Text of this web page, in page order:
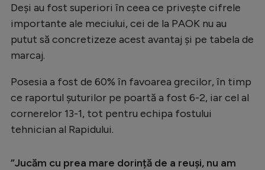
JO 2026
Intră în cont
Creează cont
Deși au fost superiori în ceea ce privește cifrele
importante ale meciului, cei de la PAOK nu au
putut să concretizeze acest avantaj și pe tabela de
marcaj.
Posesia a fost de 60% în favoarea grecilor, în timp
ce raportul șuturilor pe poartă a fost 6-2, iar cel al
cornerelor 13-1, tot pentru echipa fostului
tehnician al Rapidului.
”Jucăm cu prea mare dorință de a reuși, nu am